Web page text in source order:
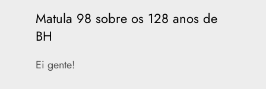
Matula 98 sobre os 128 anos de
BH
Ei gente!